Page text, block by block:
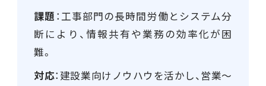
課題 ：工事部門の長時間労働とシステム分
断により、情報共有や業務の効率化が困
難。
対応：建設業向けノウハウを活かし、営業～